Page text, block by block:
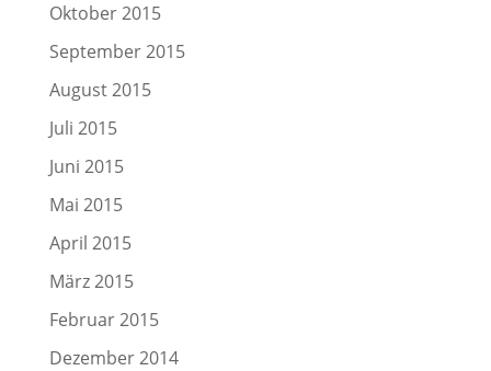
Oktober 2015
September 2015
August 2015
Juli 2015
Juni 2015
Mai 2015
April 2015
März 2015
Februar 2015
Dezember 2014